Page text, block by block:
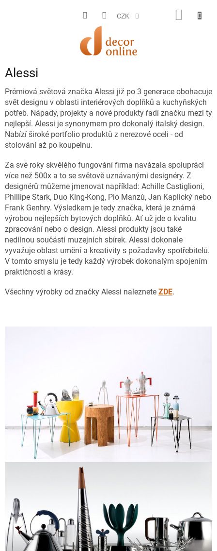
CZK
Alessi
Prémiová světová značka Alessi již po 3 generace obohacuje
svět designu v oblasti interiérových doplňků a kuchyňských
potřeb. Nápady, projekty a nové produkty řadí značku mezi ty
nejlepší. Alessi je synonymem pro dokonalý italský design.
Nabízí široké portfolio produktů z nerezové oceli - od
stolování až po koupelnu.
Za své roky skvělého fungování firma navázala spolupráci
více než 500x a to se světově uznávanými designéry. Z
designérů můžeme jmenovat například: Achille Castiglioni,
Phillipe Stark, Duo King-Kong, Pio Manzù, Jan Kaplický nebo
Frank Genhry. Výsledkem je tedy značka, která je známá
výrobou nejlepších bytových doplňků. Ať už jde o kvalitu
zpracování nebo o design. Alessi produkty jsou také
nedílnou součástí muzejních sbírek. Alessi dokonale
vyvažuje oblast umění a kreativity s požadavky spotřebitelů.
V tomto smyslu je tedy každý výrobek dokonalým spojením
praktičnosti a krásy.
Všechny výrobky od značky Alessi naleznete ZDE.